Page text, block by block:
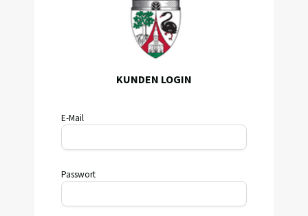
KUNDEN LOGIN
E-Mail
Passwort